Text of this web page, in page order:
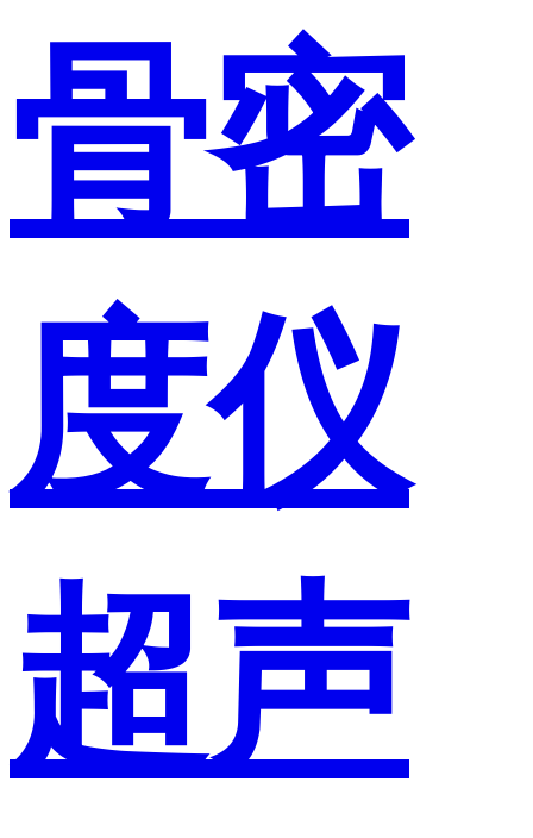
骨密
度仪
超声